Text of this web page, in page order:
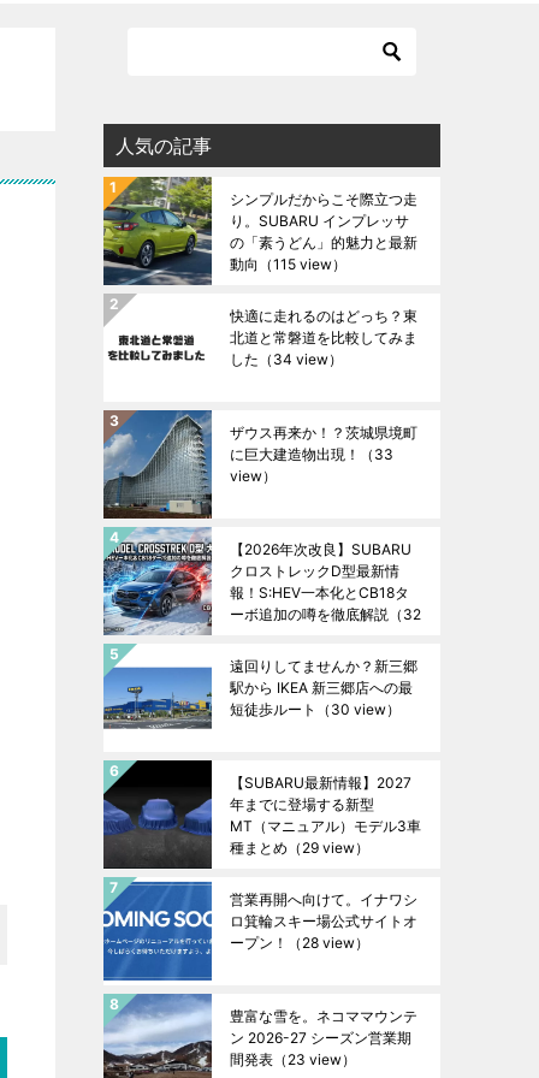
人気の記事
シンプルだからこそ際立つ走
り。SUBARU インプレッサ
の「素うどん」的魅力と最新
動向 （115 view）
快適に走れるのはどっち？東
北道と常磐道を比較してみま
した （34 view）
ザウス再来か！？茨城県境町
に巨大建造物出現！
（33
view）
【2026年次改良】SUBARU
クロストレックD型最新情
報！S:HEV一本化とCB18タ
ーボ追加の噂を徹底解説 （32
遠回りしてませんか？新三郷
駅から IKEA 新三郷店への最
短徒歩ルート
（30 view）
【SUBARU最新情報】2027
年までに登場する新型
MT（マニュアル）モデル3車
種まとめ （29 view）
営業再開へ向けて。イナワシ
ロ箕輪スキー場公式サイトオ
ープン！
（28 view）
豊富な雪を。ネコママウンテ
ン 2026-27 シーズン営業期
間発表 （23 view）